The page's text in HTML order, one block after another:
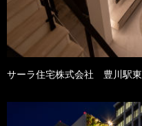
サーラ住宅株式会社 豊川駅